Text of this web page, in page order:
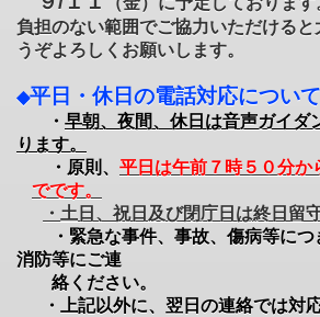
負担のない範囲でご協力いただける
うぞよろしくお願いします。
◆平日・休日の電話対応について
・ 早朝、夜間、休日は音声ガイダ
ります。
・原則、 平日は午前７時５０分か
でです。
・土日、祝日及び閉庁日は終日留
・緊急な事件、事故、傷病等につ
消防等にご連
絡ください。
・上記以外に、翌日の連絡では対